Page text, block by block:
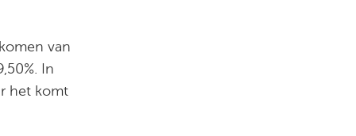
van
In
het komt